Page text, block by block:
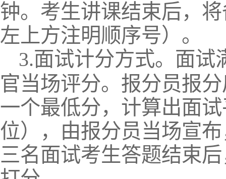
钟。考生讲课结束后，
左上方注明顺序号）。
3.面试计分方式。面试
官当场评分。报分员报
一个最低分，计算出面
位），由报分员当场宣
三名面试考生答题结束